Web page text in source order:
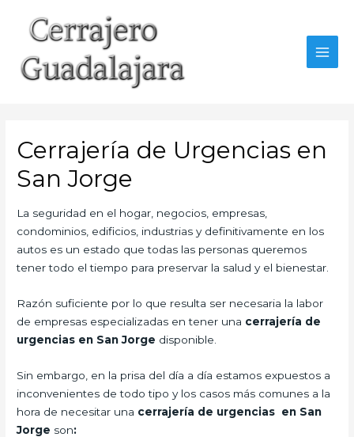
contenido
Cerrajería de Urgencias en
San Jorge
La seguridad en el hogar, negocios, empresas,
condominios, edificios, industrias y definitivamente en los
autos es un estado que todas las personas queremos
tener todo el tiempo para preservar la salud y el bienestar.
Razón suficiente por lo que resulta ser necesaria la labor
de empresas especializadas en tener una cerrajería de
urgencias en San Jorge disponible.
Sin embargo, en la prisa del día a día estamos expuestos a
inconvenientes de todo tipo y los casos más comunes a la
hora de necesitar una cerrajería de urgencias en San
Jorge son: